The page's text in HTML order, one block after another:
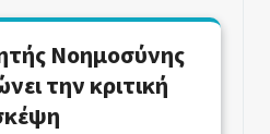
Νοημοσύνης
την κριτική